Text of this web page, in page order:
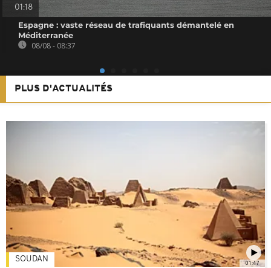
01:18
Espagne : vaste réseau de trafiquants démantelé en
Méditerranée
08/08 - 08:37
PLUS D'ACTUALITÉS
01:47
SOUDAN